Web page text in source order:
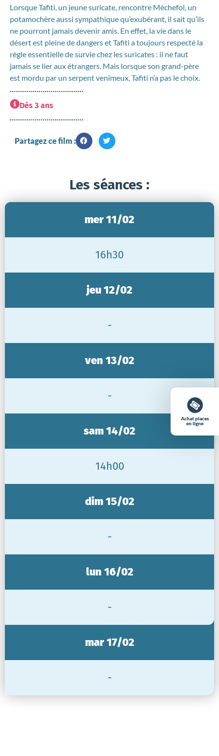
Lorsque Tafiti, un jeune suricate, rencontre Mèchefol, un
potamochère aussi sympathique qu’exubérant, il sait qu’ils
ne pourront jamais devenir amis. En effet, la vie dans le
désert est pleine de dangers et Tafiti a toujours respecté la
règle essentielle de survie chez les suricates : il ne faut
jamais se lier aux étrangers. Mais lorsque son grand-père
est mordu par un serpent venimeux, Tafiti n’a pas le choix.
Dès 3 ans
Partagez ce film :
Les séances :
Achat places
en ligne
mer 11/02
16h30
jeu 12/02
-
ven 13/02
-
sam 14/02
14h00
dim 15/02
-
lun 16/02
-
mar 17/02
-